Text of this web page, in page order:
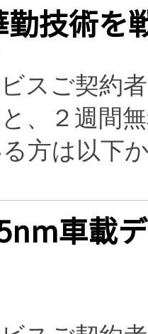
技術を
スご契約
、２週間
方は以下
車載